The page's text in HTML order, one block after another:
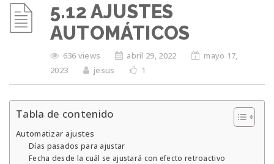
5.12 AJUSTES
AUTOMÁTICOS
636 views abril 29, 2022
mayo 17,
2023
jesus 1
Tabla de contenido
Automatizar ajustes
Días pasados para ajustar
Fecha desde la cuál se ajustará con efecto retroactivo